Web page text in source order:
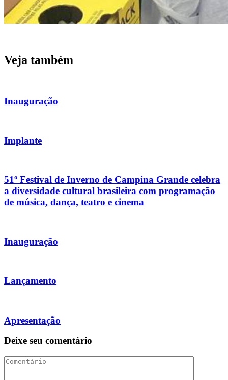
Veja também
Inauguração
Implante
51º Festival de Inverno de Campina Grande celebra
a diversidade cultural brasileira com programação
de música, dança, teatro e cinema
Inauguração
Lançamento
Apresentação
Deixe seu comentário